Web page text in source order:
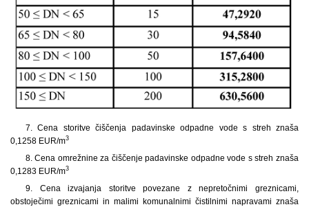
7. Cena storitve čiščenja padavinske odpadne vode s streh znaša
0,1258 EUR/m3
8. Cena omrežnine za čiščenje padavinske odpadne vode s streh znaša
0,1283 EUR/m3
9. Cena izvajanja storitve povezane z nepretočnimi greznicami,
obstoječimi greznicami in malimi komunalnimi čistilnimi napravami znaša